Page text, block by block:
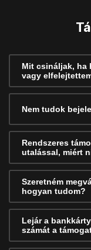
Mit csináljak, ha
vagy
Nem tudok
Rendszeres
utalással, miért
Szeretném
hogyan tudom?
Lejár a
számát a